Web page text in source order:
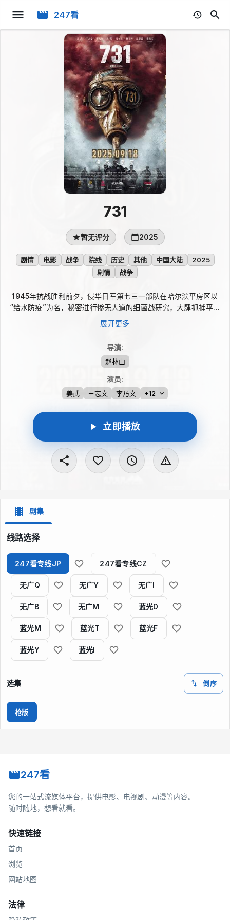
247看
731
暂无评分 2025
剧情 电影 战争 院线 历史 其他 中国大陆
2025
剧情
战争
1945年抗战胜利前夕，侵华日军第七三一部队在哈尔滨平房区以
“给水防疫”为名，秘密进行惨无人道的细菌战研究，大肆抓捕平民
进行活体实验，妄图以此扭转败局。小贩王永章（姜武 饰）等人
被强行抓入“特设监狱”，日军以“配合健康检查与防疫研究即可换
剖等极端折磨…… 影片通过平民视角揭露日军反人类暴行，展现绝
境下国人不屈的反抗精神，旨在让世人铭记历史，勿忘国耻，捍卫
和平。
展开更多
导演:
赵林山
演员:
姜武 王志文 李乃文 +12
立即播放
剧集
线路选择
247看专线JP 247看专线CZ
无广Q 无广Y 无广I
无广B 无广M 蓝光D
蓝光M 蓝光T 蓝光F
蓝光Y 蓝光I
选集 倒序
枪版
247看
您的一站式流媒体平台，提供电影、电视剧、动漫等内容。
随时随地，想看就看。
快速链接
首页
浏览
网站地图
法律